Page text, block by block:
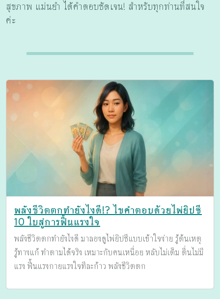
สุขภาพ แม่นยำ ได้คำตอบชัดเจน! สำหรับทุกท่านที่สนใจ
ค่ะ
พลังชีวิตตกทำยังไงดี!? ไขคำตอบด้วยไพ่ยิปซี
10 ใบสู่การฟื้นแรงใจ
พลังชีวิตตกทำยังไงดี มาลองดูไพ่ยิปซีแบบเข้าใจง่าย รู้ต้นเหตุ
รู้ทางแก้ ทำตามได้จริง เหมาะกับคนเหนื่อย หลับไม่เต็ม ตื่นไม่มี
แรง ฟื้นแรงกายแรงใจทีละก้าว พลังชีวิตตก